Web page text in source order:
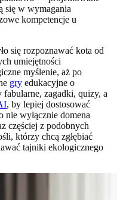
się w wymagania
kompetencje u
się rozpoznawać kota od
umiejętności
myślenie, aż po
gry edukacyjne o
fabularne, zagadki, quizy, a
, by lepiej dostosować
nie wyłącznie domena
częściej z podobnych
którzy chcą zgłębiać
tajniki ekologicznego